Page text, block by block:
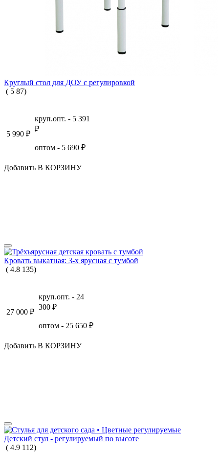
Круглый стол для ДОУ с регулировкой
( 5 87)
5 990 ₽
круп.опт. - 5 391
₽
оптом - 5 690 ₽
Добавить В КОРЗИНУ
Кровать выкатная: 3-х ярусная с тумбой
( 4.8 135)
27 000 ₽
круп.опт. - 24
300 ₽
оптом - 25 650 ₽
Добавить В КОРЗИНУ
Детский стул - регулируемый по высоте
( 4.9 112)